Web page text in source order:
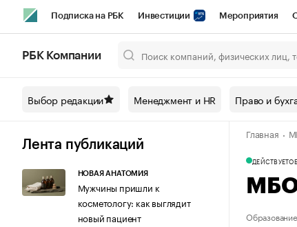
Подписка на РБК Инвестиции Мероприятия
Спецпроекты СПб Конференции СПб Спецпроекты
Технологии и медиа Рынок наличной
РБК Компании
Выбор редакции Менеджмент и HR Право и
Лента публикаций
НОВАЯ АНАТОМИЯ
Мужчины пришли к
косметологу: как выглядит
новый пациент
Главная
ДЕЙСТВУЕТ
Образование